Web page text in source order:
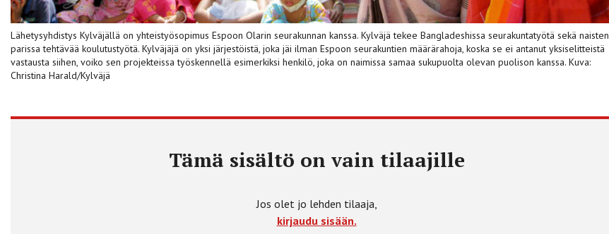
Lähetysyhdistys Kylväjällä on yhteistyösopimus Espoon Olarin seurakunnan kanssa. Kylväjä tekee Bangladeshissa seurakuntatyötä sekä naisten
parissa tehtävää koulutustyötä. Kylväjäjä on yksi järjestöistä, joka jäi ilman Espoon seurakuntien määrärahoja, koska se ei antanut yksiselitteistä
vastausta siihen, voiko sen projekteissa työskennellä esimerkiksi henkilö, joka on naimissa samaa sukupuolta olevan puolison kanssa. Kuva:
Christina Harald/Kylväjä
Tämä sisältö on vain tilaajille
Jos olet jo lehden tilaaja,
kirjaudu sisään.